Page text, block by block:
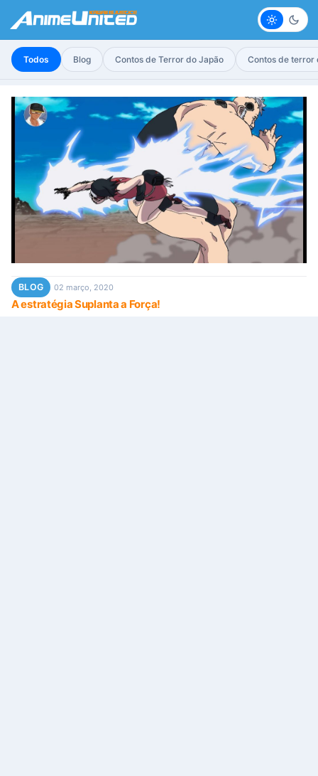
Claro
Todos Blog Contos de Terror do Japão Contos de terror
BLOG 02 março, 2020
A estratégia Suplanta a Força!